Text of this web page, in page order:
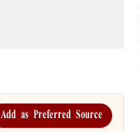
Add as Preferred Source